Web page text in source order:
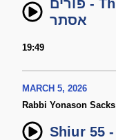
פורים - The Character of תענית
אסתר
19:49
MARCH 5, 2026
Rabbi Yonason Sacks